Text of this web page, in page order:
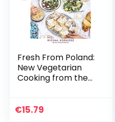
Fresh From Poland:
New Vegetarian
Cooking from the
€15.79